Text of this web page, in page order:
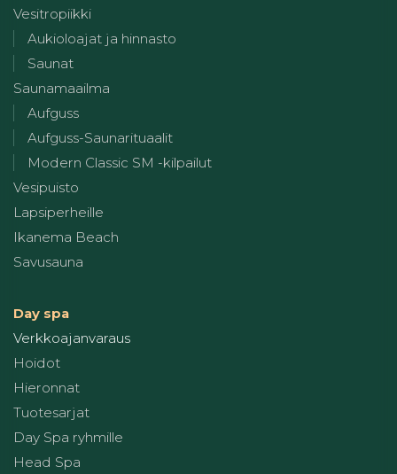
Vesitropiikki
Aukioloajat ja hinnasto
Saunat
Saunamaailma
Aufguss
Aufguss-Saunarituaalit
Modern Classic SM -kilpailut
Vesipuisto
Lapsiperheille
Ikanema Beach
Savusauna
Day spa
Verkkoajanvaraus
Hoidot
Hieronnat
Tuotesarjat
Day Spa ryhmille
Head Spa